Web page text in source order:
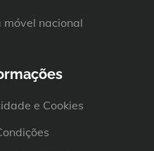
nacional
e Cookies